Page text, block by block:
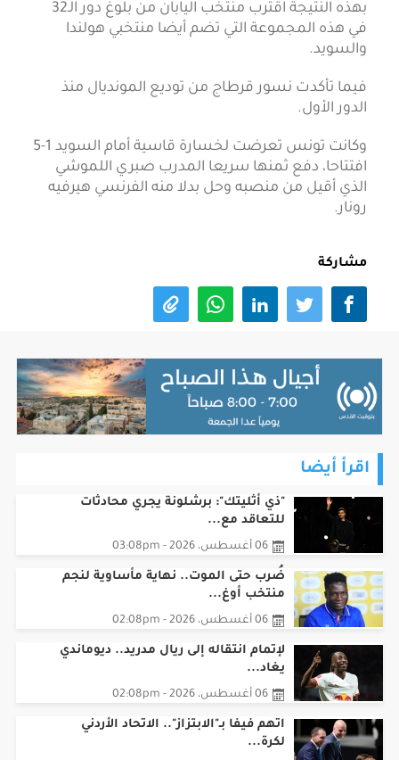
بهذه النتيجة اقترب منتخب اليابان من بلوغ دور الـ32
في هذه المجموعة التي تضم أيضا منتخبي هولندا
والسويد.
فيما تأكدت نسور قرطاج من توديع المونديال منذ
الدور الأول.
وكانت تونس تعرضت لخسارة قاسية أمام السويد 1-5
افتتاحا، دفع ثمنها سريعا المدرب صبري اللموشي
الذي أقيل من منصبه وحل بدلا منه الفرنسي هيرفيه
رونار.
مشاركة
اقرأ أيضا
"ذي أثليتك": برشلونة يجري محادثات
للتعاقد مع...
06 أغسطس، 2026 - 03:08pm
ضُرب حتى الموت.. نهاية مأساوية لنجم
منتخب أوغ...
06 أغسطس، 2026 - 02:08pm
لإتمام انتقاله إلى ريال مدريد.. ديوماندي
يغاد...
06 أغسطس، 2026 - 02:08pm
اتهم فيفا بـ"الابتزاز".. الاتحاد الأردني
لكرة...